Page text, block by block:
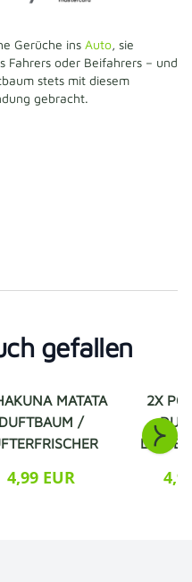
Gerüche ins Auto, sie
Fahrers oder Beifahrers – und
stets mit diesem
gebracht.
gefallen
MATATA
DUFTBAUM /
4,99 EUR
2X